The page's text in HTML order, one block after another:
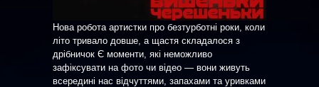
Нова робота артистки про безтурботні роки, коли
літо тривало довше, а щастя складалося з
дрібничок Є моменти, які неможливо
зафіксувати на фото чи відео — вони живуть
всередині нас відчуттями, запахами та уривками